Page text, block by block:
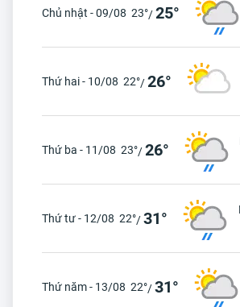
Chủ nhật - 09/08 23°/25°
Thứ hai - 10/08 22°/26°
Thứ ba - 11/08 23°/26°
Thứ tư - 12/08 22°/31°
Thứ năm - 13/08 22°/31°